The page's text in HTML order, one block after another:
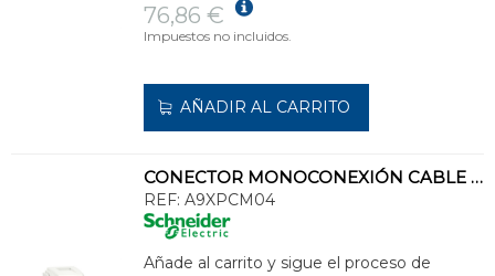
76,86 €
Impuestos no incluidos.
AÑADIR AL CARRITO
CONECTOR MONOCONEXIÓN CABLE 35mm² (4u)
REF: A9XPCM04
Añade al carrito y sigue el proceso de